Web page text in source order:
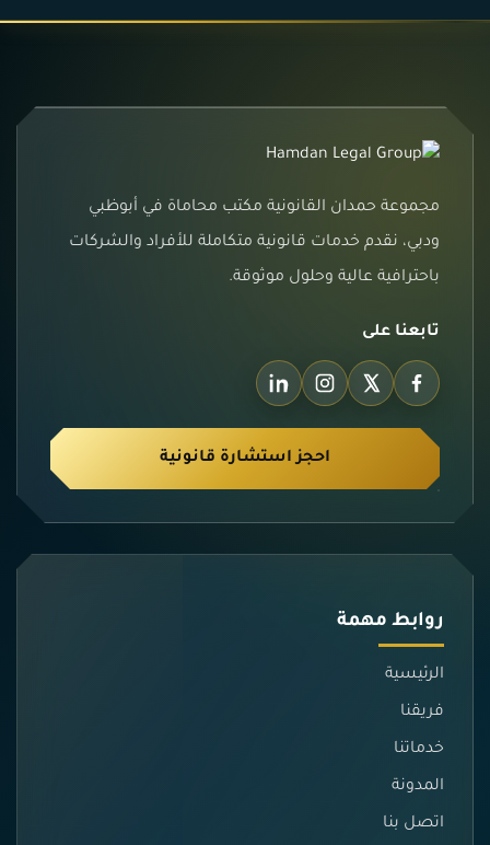
مجموعة حمدان القانونية مكتب محاماة في أبوظبي
ودبي، نقدم خدمات قانونية متكاملة للأفراد والشركات
باحترافية عالية وحلول موثوقة.
تابعنا على
احجز استشارة قانونية
روابط مهمة
الرئيسية
فريقنا
خدماتنا
المدونة
اتصل بنا